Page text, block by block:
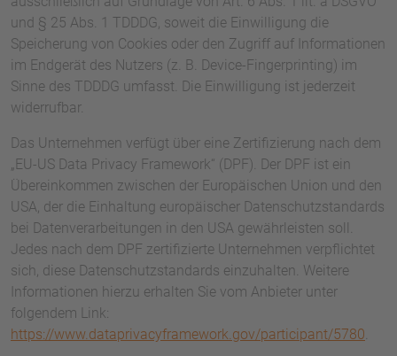
und § 25 Abs. 1 TDDDG, soweit die Einwilligung die
Speicherung von Cookies oder den Zugriff auf Informationen
im Endgerät des Nutzers (z. B. Device-Fingerprinting) im
Sinne des TDDDG umfasst. Die Einwilligung ist jederzeit
widerrufbar.
Das Unternehmen verfügt über eine Zertifizierung nach dem
„EU-US Data Privacy Framework“ (DPF). Der DPF ist ein
Übereinkommen zwischen der Europäischen Union und den
USA, der die Einhaltung europäischer Datenschutzstandards
bei Datenverarbeitungen in den USA gewährleisten soll.
Jedes nach dem DPF zertifizierte Unternehmen verpflichtet
sich, diese Datenschutzstandards einzuhalten. Weitere
Informationen hierzu erhalten Sie vom Anbieter unter
folgendem Link:
https://www.dataprivacyframework.gov/participant/5780.